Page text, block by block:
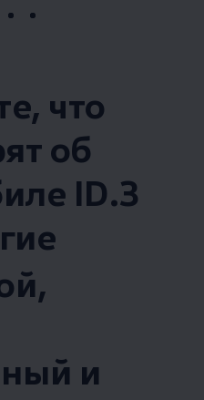
что
об
ID.3
и